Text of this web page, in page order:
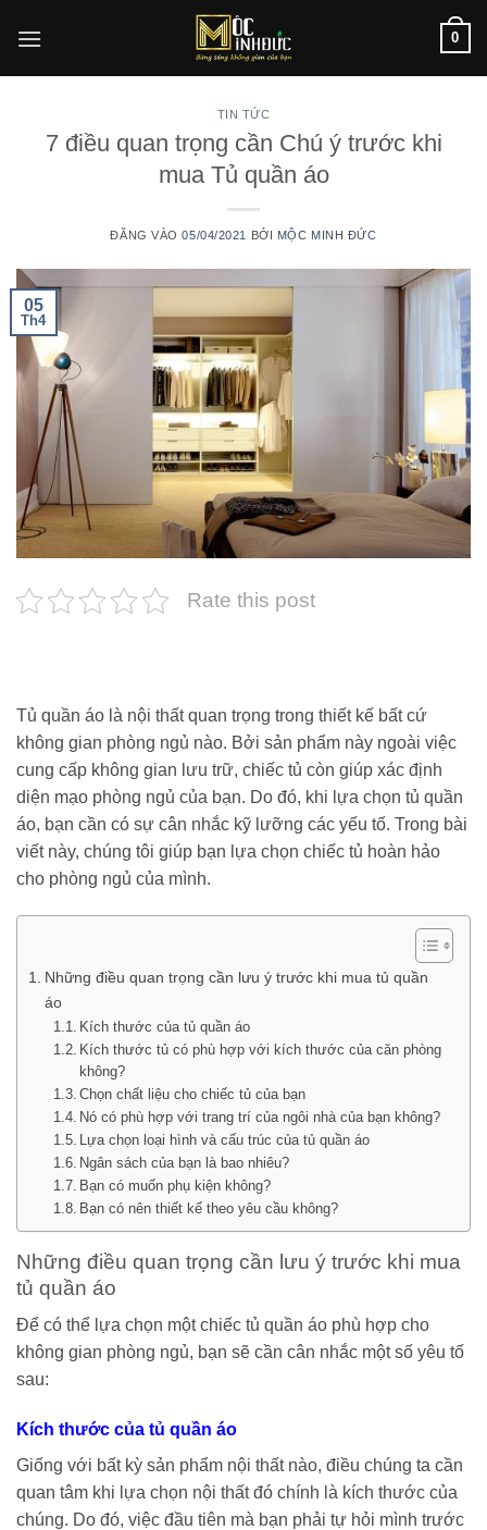
qua
0
TIN TỨC
7 điều quan trọng cần Chú ý trước khi
mua Tủ quần áo
ĐĂNG VÀO05/04/2021 BỞI MỘC MINH ĐỨC
05
Th4
Rate this post
Tủ quần áo là nội thất quan trọng trong thiết kế bất cứ
không gian phòng ngủ nào. Bởi sản phẩm này ngoài việc
cung cấp không gian lưu trữ, chiếc tủ còn giúp xác định
diện mạo phòng ngủ của bạn. Do đó, khi lựa chọn tủ quần
áo, bạn cần có sự cân nhắc kỹ lưỡng các yếu tố. Trong bài
viết này, chúng tôi giúp bạn lựa chọn chiếc tủ hoàn hảo
cho phòng ngủ của mình.
Những điều quan trọng cần lưu ý trước khi mua tủ quần
áo
Kích thước của tủ quần áo
Kích thước tủ có phù hợp với kích thước của căn phòng
không?
Chọn chất liệu cho chiếc tủ của bạn
Nó có phù hợp với trang trí của ngôi nhà của bạn không?
Lựa chọn loại hình và cấu trúc của tủ quần áo
Ngân sách của bạn là bao nhiêu?
Bạn có muốn phụ kiện không?
Bạn có nên thiết kế theo yêu cầu không?
Những điều quan trọng cần lưu ý trước khi mua
tủ quần áo
Để có thể lựa chọn một chiếc tủ quần áo phù hợp cho
không gian phòng ngủ, bạn sẽ cần cân nhắc một số yêu tố
sau:
Kích thước của tủ quần áo
Giống với bất kỳ sản phẩm nội thất nào, điều chúng ta cần
quan tâm khi lựa chọn nội thất đó chính là kích thước của
chúng. Do đó, việc đầu tiên mà bạn phải tự hỏi mình trước